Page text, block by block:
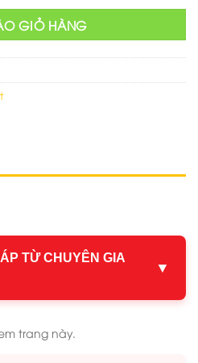
GIỎ HÀNG
TỪ CHUYÊN GIA
▼
trang này.